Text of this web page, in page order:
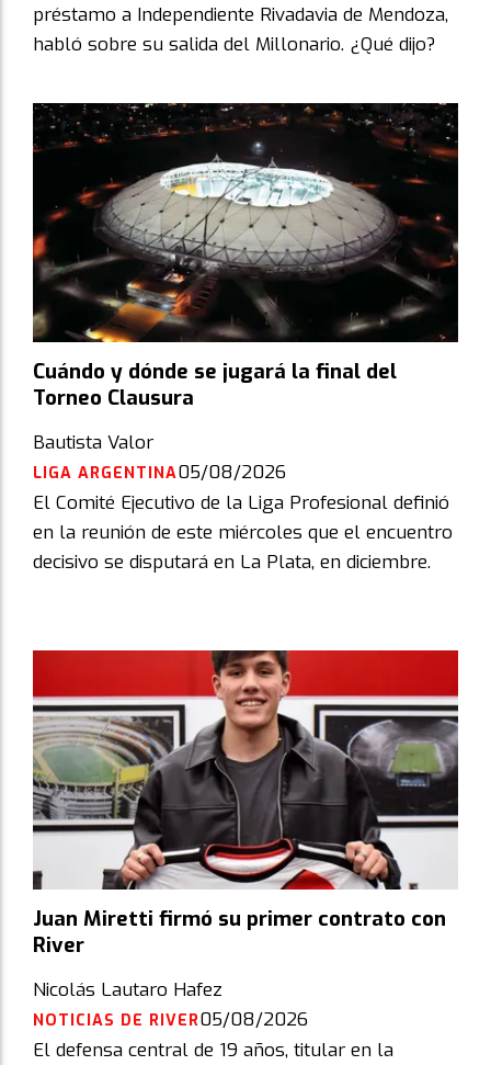
préstamo a Independiente Rivadavia de Mendoza,
habló sobre su salida del Millonario. ¿Qué dijo?
Cuándo y dónde se jugará la final del
Torneo Clausura
Bautista Valor
LIGA ARGENTINA05/08/2026
El Comité Ejecutivo de la Liga Profesional definió
en la reunión de este miércoles que el encuentro
decisivo se disputará en La Plata, en diciembre.
Juan Miretti firmó su primer contrato con
River
Nicolás Lautaro Hafez
NOTICIAS DE RIVER05/08/2026
El defensa central de 19 años, titular en la